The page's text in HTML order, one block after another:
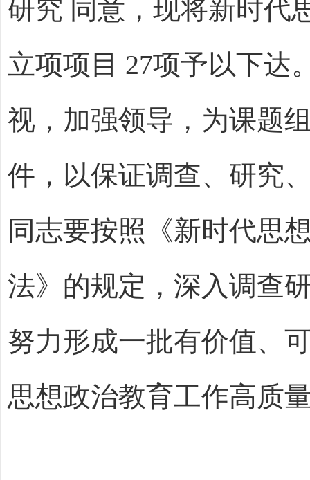
研究 同意，现将新时代
立项项目 27项予以下达
视，加强领导，为课题
件，以保证调查、研究
同志要按照《新时代思
法》的规定，深入调查
努力形成一批有价值、
思想政治教育工作高质